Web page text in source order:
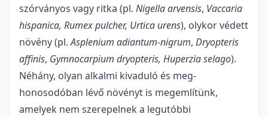
szórványos vagy ritka (pl. Nigella arvensis, Vaccaria
hispanica, Rumex pulcher, Urtica urens), olykor védett
növény (pl.Asplenium adiantum-nigrum, Dryopteris
affinis, Gymnocarpium dryopteris, Huperzia selago).
Néhány, olyan alkalmi kivaduló és meg­
honosodóban lévő növényt is megemlítünk,
amelyek nem szerepelnek a legutóbbi